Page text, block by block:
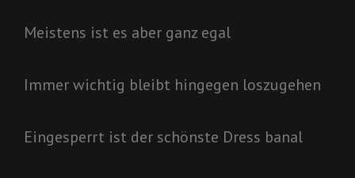
Meistens ist es aber ganz egal
Immer wichtig bleibt hingegen loszugehen
Eingesperrt ist der schönste Dress banal